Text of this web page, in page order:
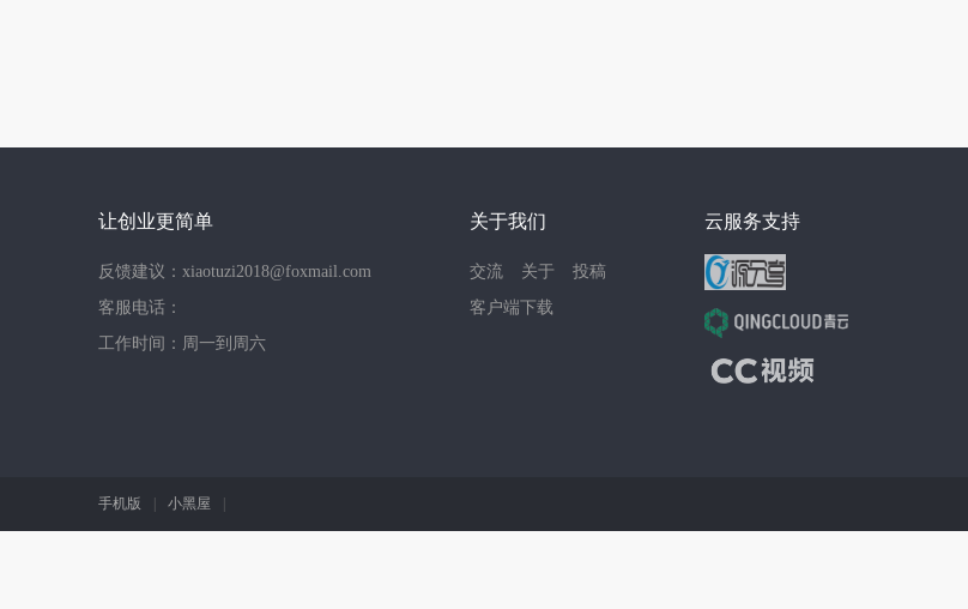
让创业更简单
反馈建议：xiaotuzi2018@foxmail.com
客服电话：
工作时间：周一到周六
关于我们
交流 关于
投稿
客户端下载
云服务支持
手机版 小黑屋